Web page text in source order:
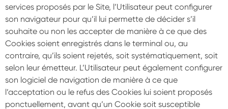
services proposés par le Site, l’Utilisateur peut configurer
son navigateur pour qu’il lui permette de décider s’il
souhaite ou non les accepter de manière à ce que des
Cookies soient enregistrés dans le terminal ou, au
contraire, qu’ils soient rejetés, soit systématiquement, soit
selon leur émetteur. L’Utilisateur peut également configurer
son logiciel de navigation de manière à ce que
l’acceptation ou le refus des Cookies lui soient proposés
ponctuellement, avant qu’un Cookie soit susceptible